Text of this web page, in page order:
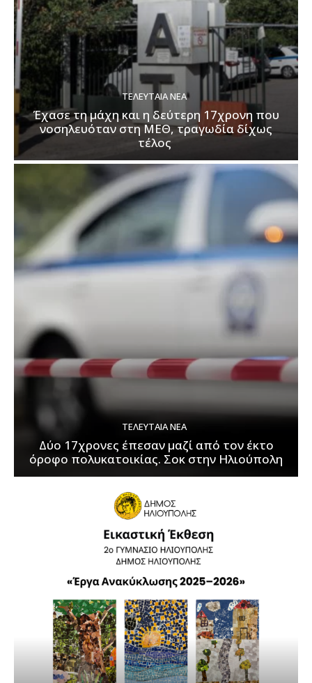
ΤΕΛΕΥΤΑΊΑ ΝΈΑ
Έχασε τη μάχη και η δεύτερη 17χρονη που
νοσηλευόταν στη ΜΕΘ, τραγωδία δίχως
τέλος
ΤΕΛΕΥΤΑΊΑ ΝΈΑ
Δύο 17χρονες έπεσαν μαζί από τον έκτο
όροφο πολυκατοικίας. Σοκ στην Ηλιούπολη